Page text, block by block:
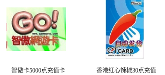
智傲卡5000点充值卡
香港红心辣椒30点充值